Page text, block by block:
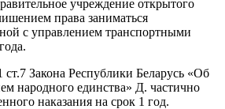
учреждение открытого
права заниматься
с управлением транспортными
Закона Республики Беларусь «Об
народного единства» Д. частично
наказания на срок 1 год.